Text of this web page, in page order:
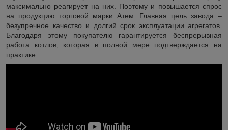
максимально реагирует на них. Поэтому и повышается спрос
на продукцию торговой марки Атем. Главная цель завода –
безупречное качество и долгий срок эксплуатации агрегатов.
Благодаря этому покупателю гарантируется беспрерывная
работа котлов, которая в полной мере подтверждается на
практике.